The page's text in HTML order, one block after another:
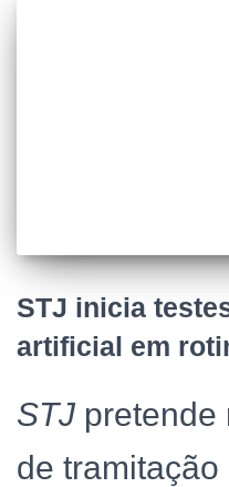
STJ inicia
artificial em
STJpretende
de